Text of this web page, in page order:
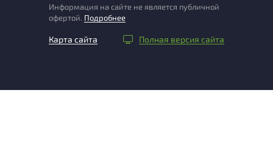
Информация на сайте не является публичной
офертой. Подробнее
Карта сайта Полная версия сайта